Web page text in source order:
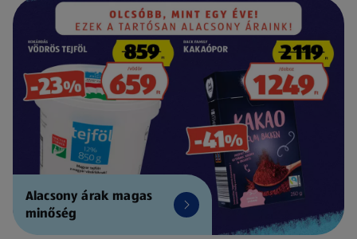
Alacsony árak magas
minőség